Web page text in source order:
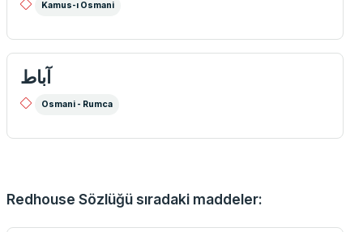
Kamus-ı Osmani
آباط
Osmani - Rumca
Redhouse Sözlüğü sıradaki maddeler: